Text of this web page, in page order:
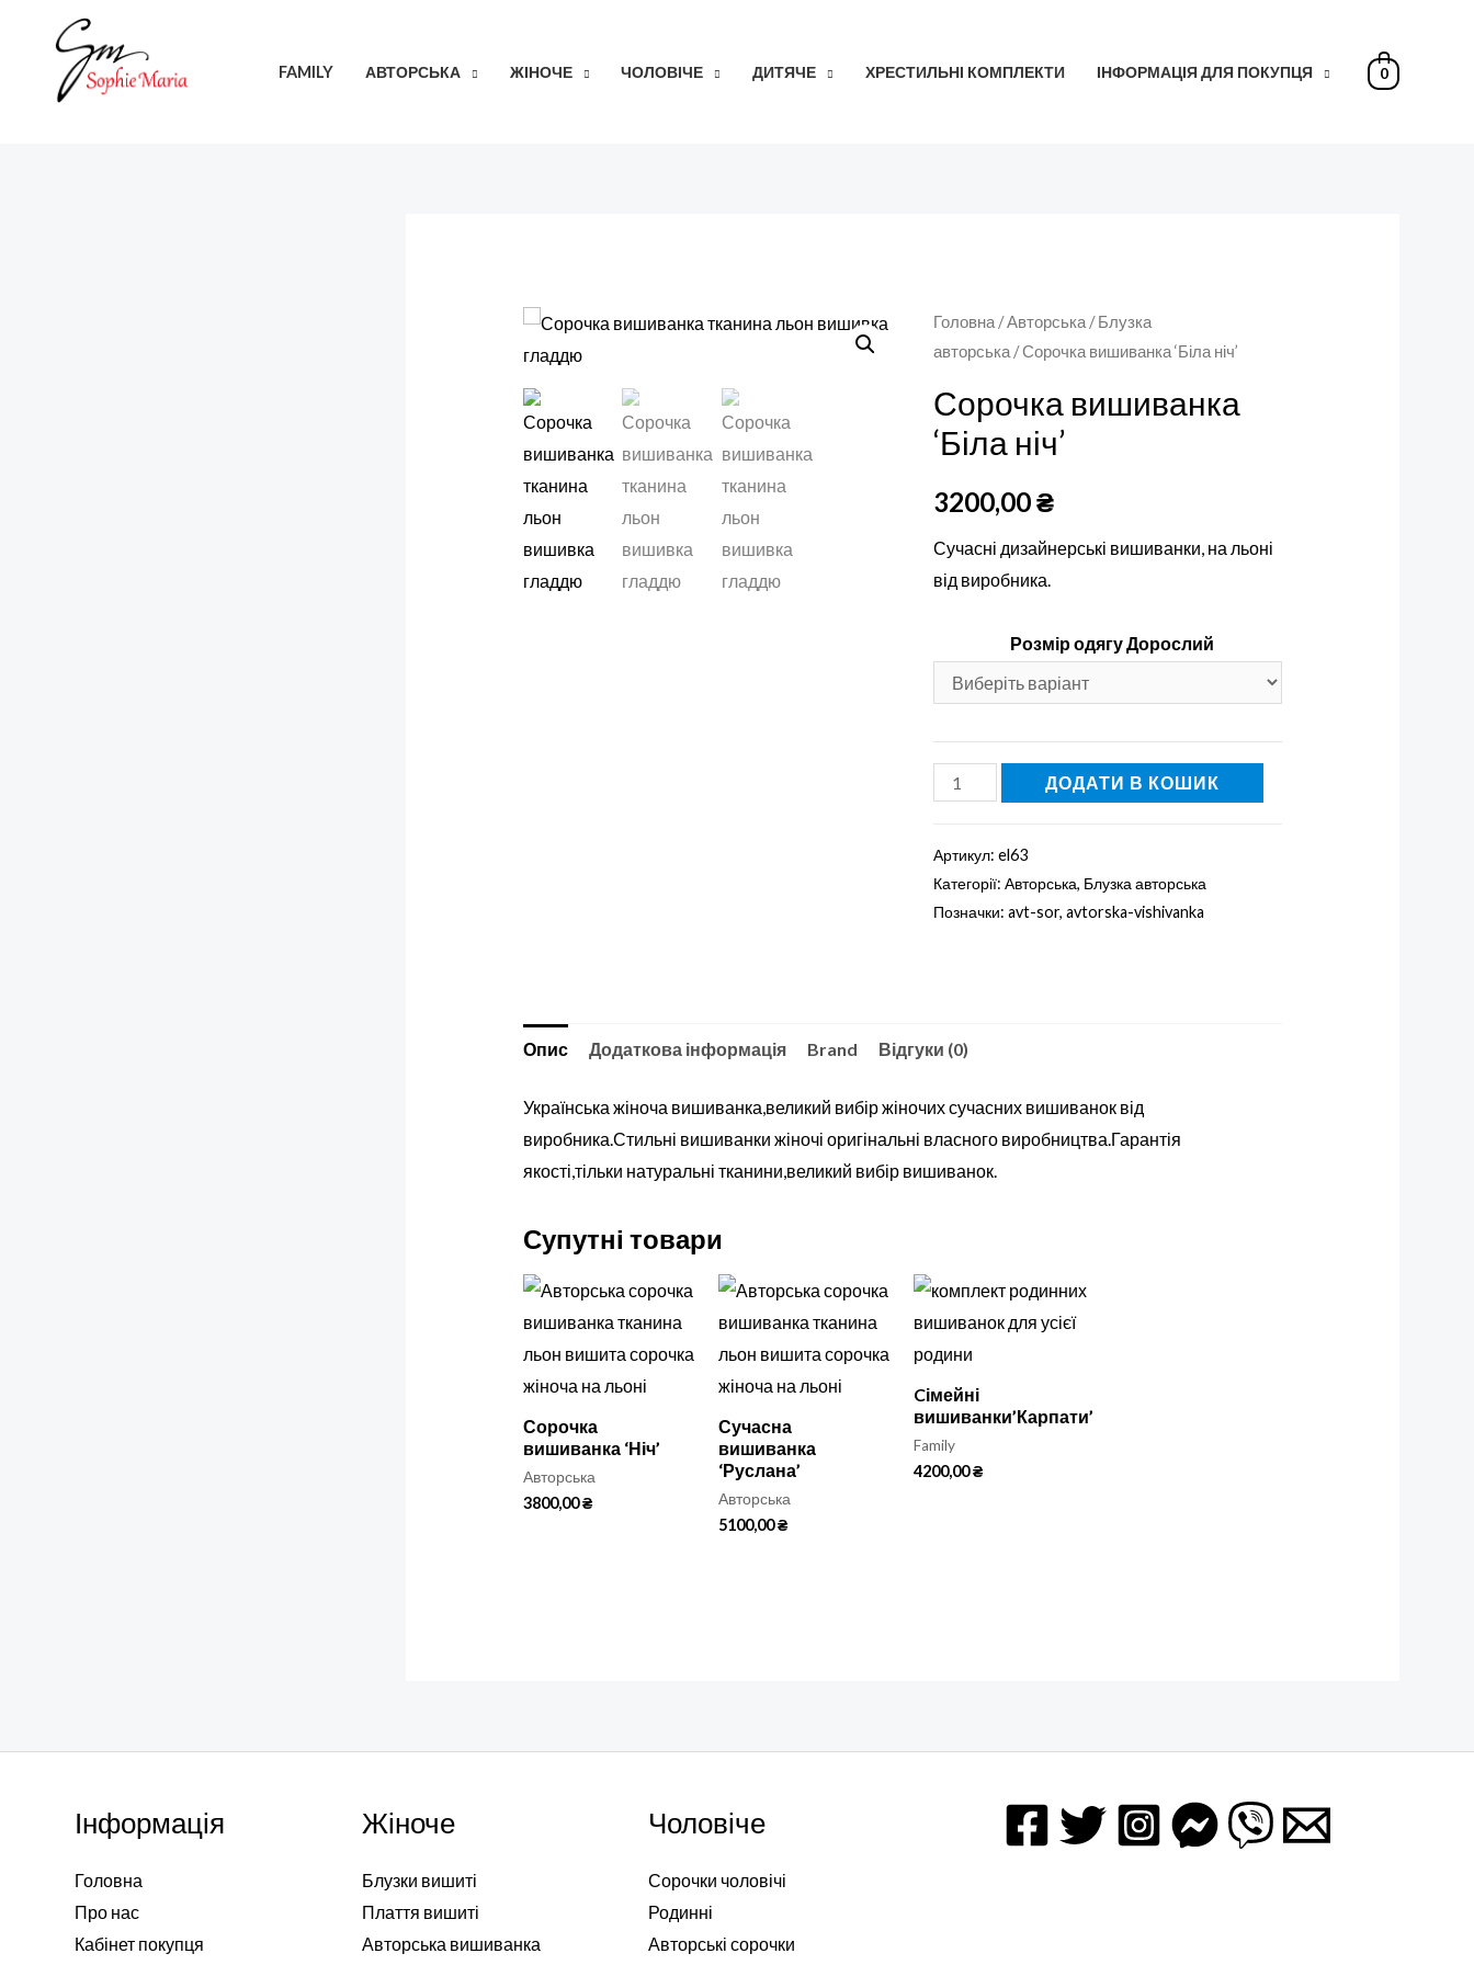
FAMILY АВТОРСЬКА ЖІНОЧЕ ЧОЛОВІЧЕ ДИТЯЧЕ ХРЕСТИЛЬНІ КОМПЛЕКТИ ІНФОРМАЦІЯ ДЛЯ ПОКУПЦЯ 0
Головна/Авторська/Блузка
авторська/ Сорочка вишиванка ‘Біла ніч’
Сорочка вишиванка
‘Біла ніч’
3200,00₴
Сучасні дизайнерські вишиванки, на льоні
від виробника.
Розмір одягу Дорослий
Сорочка
вишиванка
ніч'
кількість
ДОДАТИ В КОШИК
Артикул: el63
Категорії: Авторська, Блузка авторська
Позначки: avt-sor, avtorska-vishivanka
Опис Додаткова інформація Brand Відгуки (0)
Українська жіноча вишиванка,великий вибір жіночих сучасних вишиванок від
виробника.Стильні вишиванки жіночі оригінальні власного виробництва.Гарантія
якості,тільки натуральні тканини,великий вибір вишиванок.
Супутні товари
Сорочка
вишиванка ‘Ніч’
Авторська
3800,00₴
Сучасна
вишиванка
‘Руслана’
Авторська
5100,00₴
Cімейні
вишиванки’Карпати’
Family
4200,00₴
Інформація
Головна
Про нас
Кабінет покупця
Жіноче
Блузки вишиті
Плаття вишиті
Авторська вишиванка
Чоловіче
Сорочки чоловічі
Родинні
Авторські сорочки